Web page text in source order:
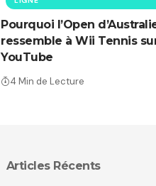
Pourquoi l’Open
ressemble à Wii Tennis
YouTube
4 Min de Lecture
Articles Récents